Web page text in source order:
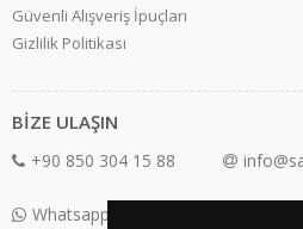
Güvenli Alışveriş İpuçları
Gizlilik Politikası
BİZE ULAŞIN
+90 850 304 15 88
Whatsapp Destek: +90 850 304 15